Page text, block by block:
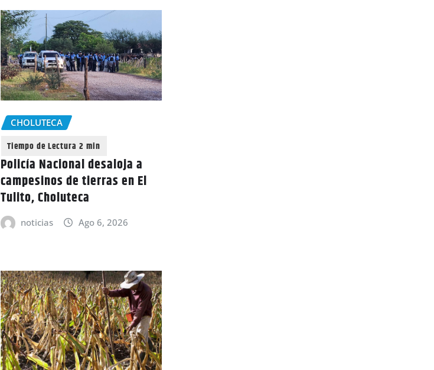
CHOLUTECA
Policía Nacional desaloja a
campesinos de tierras en El
Tulito, Choluteca
noticias Ago 6, 2026